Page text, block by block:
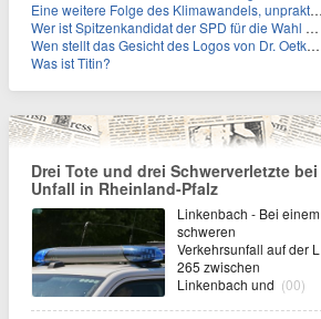
Eine weitere Folge des Klimawandels, unpraktisch für Urlauber: Wo fehlt mittlerweile sogar das Trinkwasser?
Wer ist Spitzenkandidat der SPD für die Wahl zum Berliner Abgeordnetenhaus im September 2026?
Wen stellt das Gesicht des Logos von Dr. Oetker dar?
Was ist Titin?
Drei Tote und drei Schwerverletzte bei
Unfall in Rheinland-Pfalz
Linkenbach - Bei einem
schweren
Verkehrsunfall auf der L
265 zwischen
Linkenbach und (00)